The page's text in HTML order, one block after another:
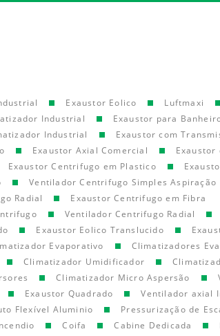
Exaustor Eolico Luftmaxi
Industrial
Exaustor para
Industrial Exaustor com
Exaustor Axial Comercial
Exaustor
Exaustor Centrifugo em Plastico
Ventilador Centrifugo Simples Aspiração
Radial
Exaustor Centrifugo em Fibra
Ventilador Centrifugo Radial
Exaustor Eolico Translucido
Evaporativo
Climatizadores
Climatizador Umidificador
Climatizador Micro Aspersão
Exaustor Quadrado
Ventilador axial
Flexível Aluminio
Pressurização de
Coifa Cabine Dedicada